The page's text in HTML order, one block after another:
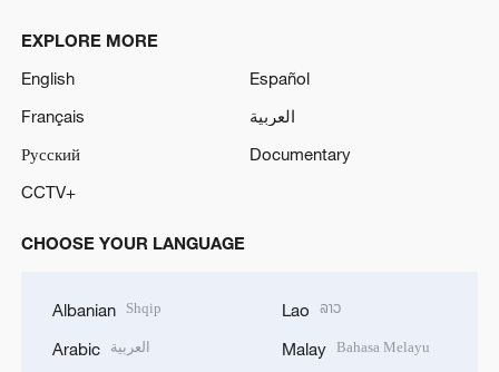
EXPLORE MORE
English
Español
Français
العربية
Русский
Documentary
CCTV+
CHOOSE YOUR LANGUAGE
Albanian Shqip
Arabic العربية
Lao ລາວ
Malay Bahasa Melayu